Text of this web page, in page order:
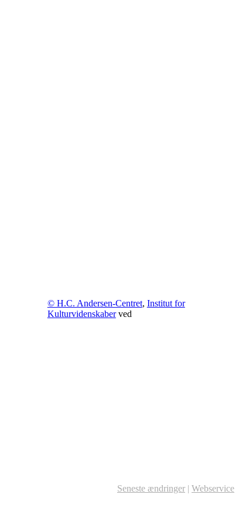
© H.C. Andersen-Centret, Institut for
Kulturvidenskaberved
Seneste ændringer | Webservice